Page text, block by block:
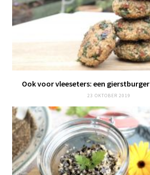
Ook voor vleeseters: een gierstburger
23 OKTOBER 2019